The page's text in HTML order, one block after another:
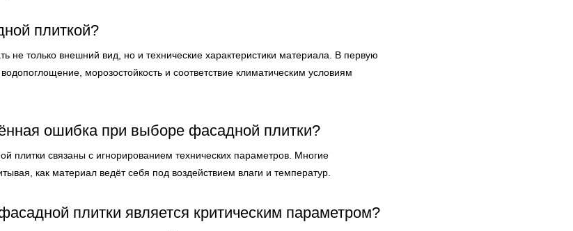
плиткой?
не только внешний вид, но и технические характеристики материала. В первую
морозостойкость и соответствие климатическим условиям
ошибка при выборе фасадной плитки?
плитки связаны с игнорированием технических параметров. Многие
как материал ведёт себя под воздействием влаги и температур.
плитки является критическим параметром?